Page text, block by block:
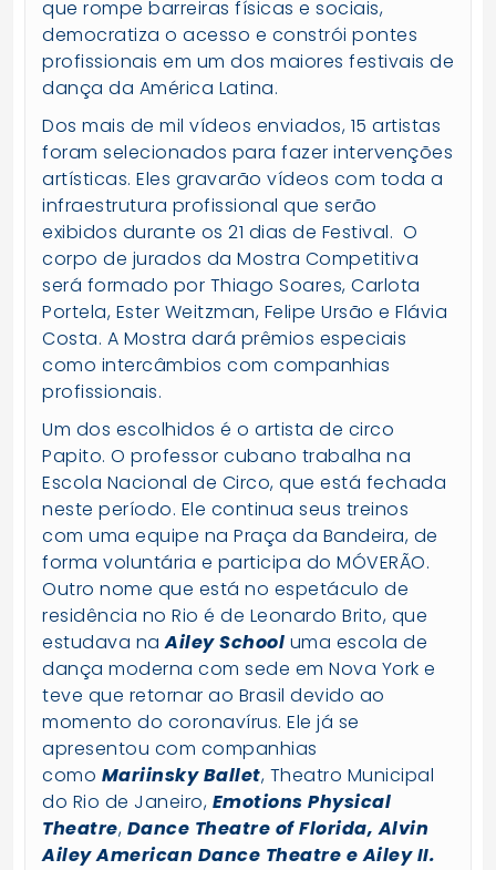
que rompe barreiras físicas e sociais,
democratiza o acesso e constrói pontes
profissionais em um dos maiores festivais de
dança da América Latina.
Dos mais de mil vídeos enviados, 15 artistas
foram selecionados para fazer intervenções
artísticas. Eles gravarão vídeos com toda a
infraestrutura profissional que serão
exibidos durante os 21 dias de Festival. O
corpo de jurados da Mostra Competitiva
será formado por Thiago Soares, Carlota
Portela, Ester Weitzman, Felipe Ursão e Flávia
Costa. A Mostra dará prêmios especiais
como intercâmbios com companhias
profissionais.
Um dos escolhidos é o artista de circo
Papito. O professor cubano trabalha na
Escola Nacional de Circo, que está fechada
neste período. Ele continua seus treinos
com uma equipe na Praça da Bandeira, de
forma voluntária e participa do MÓVERÃO.
Outro nome que está no espetáculo de
residência no Rio é de Leonardo Brito, que
estudava naAiley School uma escola de
dança moderna com sede em Nova York e
teve que retornar ao Brasil devido ao
momento do coronavírus. Ele já se
apresentou com companhias
como Mariinsky Ballet, Theatro Municipal
do Rio de Janeiro, Emotions Physical
Theatre, Dance Theatre of Florida, Alvin
Ailey American Dance Theatre e Ailey II.